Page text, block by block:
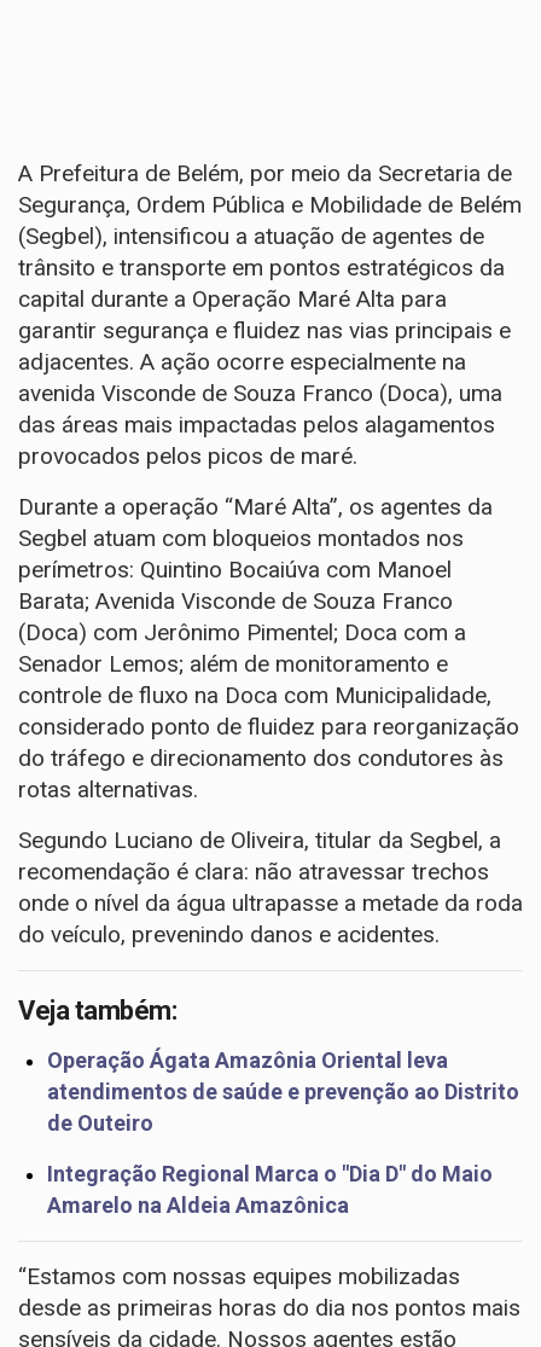
A Prefeitura de Belém, por meio da Secretaria de
Segurança, Ordem Pública e Mobilidade de Belém
(Segbel), intensificou a atuação de agentes de
trânsito e transporte em pontos estratégicos da
capital durante a Operação Maré Alta para
garantir segurança e fluidez nas vias principais e
adjacentes. A ação ocorre especialmente na
avenida Visconde de Souza Franco (Doca), uma
das áreas mais impactadas pelos alagamentos
provocados pelos picos de maré.
Durante a operação “Maré Alta”, os agentes da
Segbel atuam com bloqueios montados nos
perímetros: Quintino Bocaiúva com Manoel
Barata; Avenida Visconde de Souza Franco
(Doca) com Jerônimo Pimentel; Doca com a
Senador Lemos; além de monitoramento e
controle de fluxo na Doca com Municipalidade,
considerado ponto de fluidez para reorganização
do tráfego e direcionamento dos condutores às
rotas alternativas.
Segundo Luciano de Oliveira, titular da Segbel, a
recomendação é clara: não atravessar trechos
onde o nível da água ultrapasse a metade da roda
do veículo, prevenindo danos e acidentes.
Veja também:
Operação Ágata Amazônia Oriental leva
atendimentos de saúde e prevenção ao Distrito
de Outeiro
Integração Regional Marca o "Dia D" do Maio
Amarelo na Aldeia Amazônica
“Estamos com nossas equipes mobilizadas
desde as primeiras horas do dia nos pontos mais
sensíveis da cidade. Nossos agentes estão